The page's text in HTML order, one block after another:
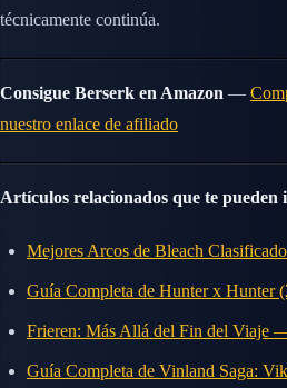
técnicamente continúa.
Consigue Berserk en Amazon —
nuestro enlace de afiliado
Artículos relacionados que te pueden
Mejores Arcos de Bleach
Guía Completa de Hunter x Hunter
Frieren: Más Allá del Fin del Viaje
Guía Completa de Vinland Saga: